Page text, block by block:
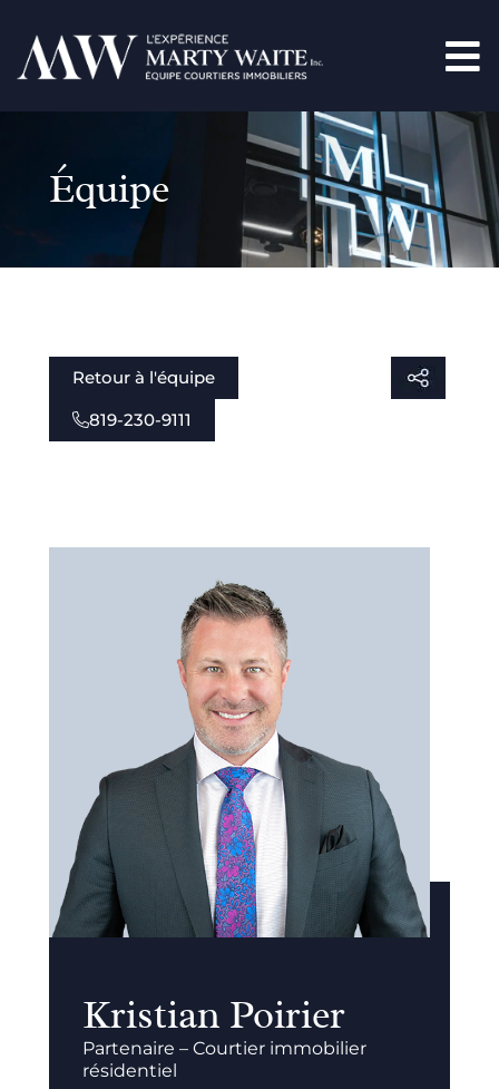
Équipe
Retour à l'équipe
819-230-9111
Kristian Poirier
Partenaire – Courtier immobilier
résidentiel